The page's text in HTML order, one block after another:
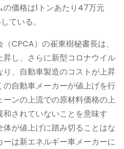
価格は1トンあたり47万元
ている。
CPCA）の崔東樹秘書長は、
し、さらに新型コロナウイル
、自動車製造のコストが上昇
の自動車メーカーが値上げを行
ンの上流での原材料価格の上
されていないことを意味す
が値上げに踏み切ることはな
ーは新エネルギー車メーカーに